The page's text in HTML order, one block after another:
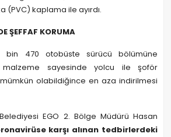
(PVC) kaplama ile ayırdı.
ŞEFFAF KORUMA
bin 470 otobüste sürücü bölümüne
malzeme sayesinde yolcu ile şoför
mümkün olabildiğince en aza indirilmesi
EGO 2. Bölge Müdürü Hasan
karşı alınan tedbirlerdeki